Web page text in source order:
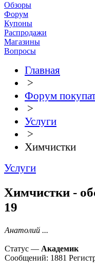
Обзоры
Форум
Купоны
Распродажи
Магазины
Вопросы
Главная
>
Форум
>
Услуги
>
Химчистки
Услуги
Химчистки -
19
Анатолий ...
Статус — Академик
Сообщений: 1881